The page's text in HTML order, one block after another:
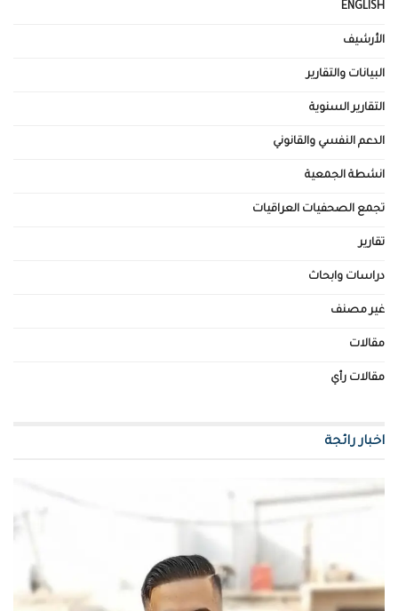
ENGLISH
الأرشيف
البيانات والتقارير
التقارير السنوية
الدعم النفسي والقانوني
انشطة الجمعية
تجمع الصحفيات العراقيات
تقارير
دراسات وابحاث
غير مصنف
مقالات
مقالات رأي
اخبار رائجة